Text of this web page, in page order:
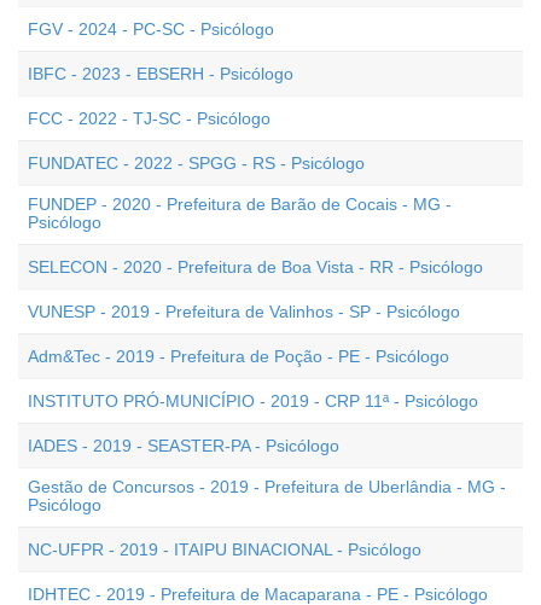
FGV - 2024 - PC-SC - Psicólogo
IBFC - 2023 - EBSERH - Psicólogo
FCC - 2022 - TJ-SC - Psicólogo
FUNDATEC - 2022 - SPGG - RS - Psicólogo
FUNDEP - 2020 - Prefeitura de Barão de Cocais - MG -
Psicólogo
SELECON - 2020 - Prefeitura de Boa Vista - RR - Psicólogo
VUNESP - 2019 - Prefeitura de Valinhos - SP - Psicólogo
Adm&Tec - 2019 - Prefeitura de Poção - PE - Psicólogo
INSTITUTO PRÓ-MUNICÍPIO - 2019 - CRP 11ª - Psicólogo
IADES - 2019 - SEASTER-PA - Psicólogo
Gestão de Concursos - 2019 - Prefeitura de Uberlândia - MG -
Psicólogo
NC-UFPR - 2019 - ITAIPU BINACIONAL - Psicólogo
IDHTEC - 2019 - Prefeitura de Macaparana - PE - Psicólogo